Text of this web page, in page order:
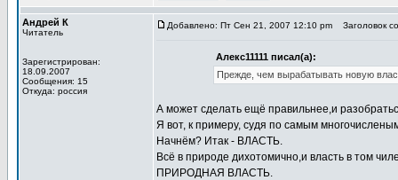
Андрей К
Читатель
Зарегистрирован:
18.09.2007
Сообщения: 15
Откуда: россия
Добавлено: Пт Сен 21, 2007 12:10 pm Заголовок
Алекс11111 писал(а):
Прежде, чем вырабатывать новую
А может сделать ещё правильнее,и
Я вот, к примеру, судя по самым
Начнём? Итак - ВЛАСТЬ.
Всё в природе дихотомично,и власть в том
ПРИРОДНАЯ ВЛАСТЬ.